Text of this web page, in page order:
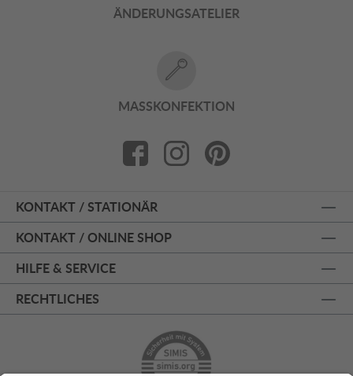
ÄNDERUNGSATELIER
MASSKONFEKTION
KONTAKT / STATIONÄR
KONTAKT / ONLINE SHOP
HILFE & SERVICE
RECHTLICHES